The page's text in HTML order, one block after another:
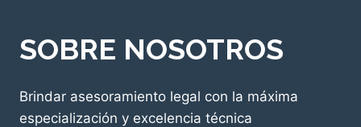
SOBRE NOSOTROS
Brindar asesoramiento legal con la máxima
especialización y excelencia técnica